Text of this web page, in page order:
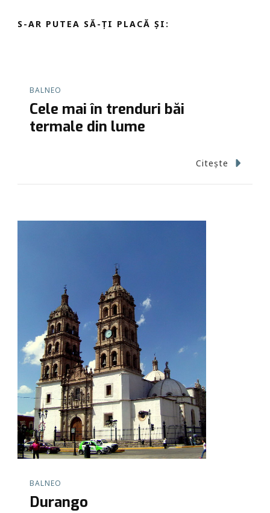
S-AR PUTEA SĂ-ȚI PLACĂ ȘI:
BALNEO
Cele mai în trenduri băi
termale din lume
Citește
BALNEO
Durango